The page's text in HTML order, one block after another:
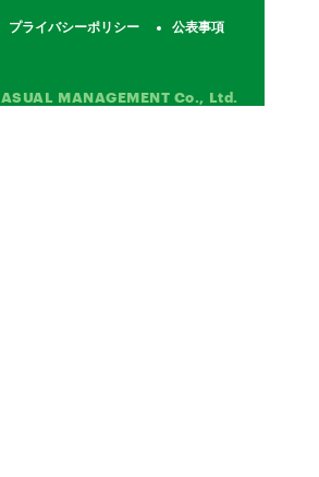
プライバシーポリシー 公表事項
MANAGEMENT Co., Ltd.